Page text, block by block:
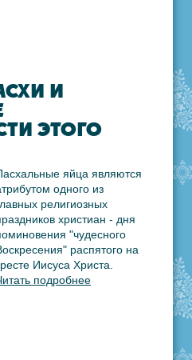
И
ЭТОГО
яйца являются
одного из
религиозных
христиан - дня
"чудесного
распятого на
Иисуса Христа.
подробнее